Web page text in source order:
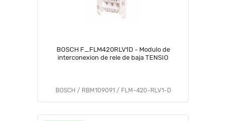
BOSCH F_FLM420RLV1D - Modulo de
interconexion de rele de baja TENSIO
BOSCH / RBM109091 / FLM-420-RLV1-D